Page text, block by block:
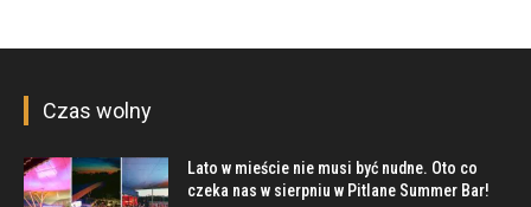
Czas wolny
Lato w mieście nie musi być nudne. Oto co
czeka nas w sierpniu w Pitlane Summer Bar!